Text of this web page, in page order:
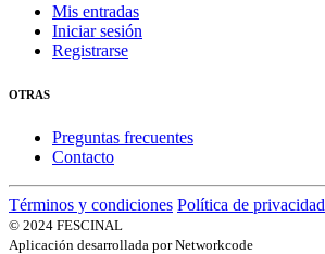
Mis entradas
Iniciar sesión
Registrarse
OTRAS
Preguntas frecuentes
Contacto
Términos y condiciones Política de privacidad
© 2024 FESCINAL
Aplicación desarrollada por Networkcode